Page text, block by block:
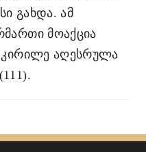
გახდა. ამ
მოაქცია
კირილე აღესრულა